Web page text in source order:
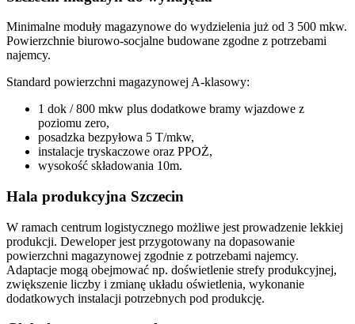
Minimalne moduły magazynowe do wydzielenia już od 3 500 mkw.
Powierzchnie biurowo-socjalne budowane zgodne z potrzebami
najemcy.
Standard powierzchni magazynowej A-klasowy:
1 dok / 800 mkw plus dodatkowe bramy wjazdowe z
poziomu zero,
posadzka bezpyłowa 5 T/mkw,
instalacje tryskaczowe oraz PPOŻ,
wysokość składowania 10m.
Hala produkcyjna Szczecin
W ramach centrum logistycznego możliwe jest prowadzenie lekkiej
produkcji. Deweloper jest przygotowany na dopasowanie
powierzchni magazynowej zgodnie z potrzebami najemcy.
Adaptacje mogą obejmować np. doświetlenie strefy produkcyjnej,
zwiększenie liczby i zmianę układu oświetlenia, wykonanie
dodatkowych instalacji potrzebnych pod produkcję.